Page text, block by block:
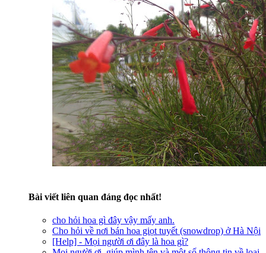
Bài viết liên quan đáng đọc nhất!
cho hỏi hoa gì đây vậy mấy anh.
Cho hỏi về nơi bán hoa giọt tuyết (snowdrop) ở Hà Nội
[Help] - Mọi người ơi đây là hoa gì?